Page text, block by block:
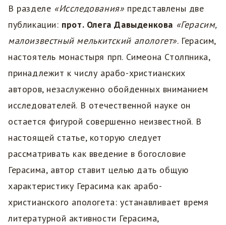
В разделе «Исследования» представлены две
публикации: прот. Олега Давыденкова «Герасим,
малоизвестный мелькитский апологет». Герасим,
настоятель монастыря прп. Симеона Столпника,
принадлежит к числу арабо-христианских
авторов, незаслуженно обойденных вниманием
исследователей. В отечественной науке он
остается фигурой совершенно неизвестной. В
настоящей статье, которую следует
рассматривать как введение в богословие
Герасима, автор ставит целью дать общую
характеристику Герасима как арабо-
христианского апологета: устанавливает время
литературной активности Герасима,